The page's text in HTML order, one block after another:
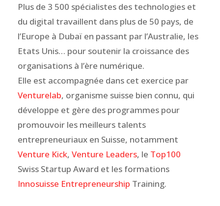
Plus de 3 500 spécialistes des technologies et
du digital travaillent dans plus de 50 pays, de
l’Europe à Dubaï en passant par l’Australie, les
Etats Unis… pour soutenir la croissance des
organisations à l’ère numérique.
Elle est accompagnée dans cet exercice par
Venturelab, organisme suisse bien connu, qui
développe et gère des programmes pour
promouvoir les meilleurs talents
entrepreneuriaux en Suisse, notamment
Venture Kick, Venture Leaders, le Top100
Swiss Startup Award et les formations
Innosuisse Entrepreneurship Training.